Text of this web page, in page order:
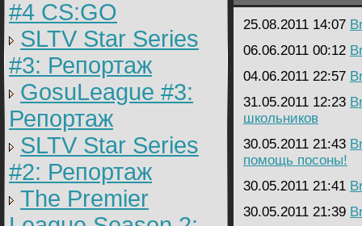
#4 CS:GO
SLTV Star Series
#3: Репортаж
GosuLeague #3:
Репортаж
SLTV Star Series
#2: Репортаж
The Premier
25.08.2011 14:07
06.06.2011 00:12
04.06.2011 22:57
31.05.2011 12:23
школьников
30.05.2011 21:43
помощь посоны!
30.05.2011 21:41
30.05.2011 21:39